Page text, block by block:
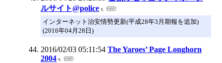
ルサイト@police
インターネット治安情勢更新(平成28年3月期報を追加)
(2016年04月28日)
2016/02/03 05:11:54 The Yaroes’ Page Longhorn
2004